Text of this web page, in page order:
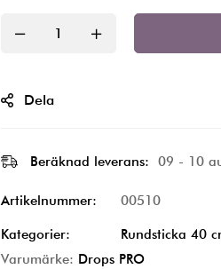
Dela
Beräknad leverans: 09 - 10
Artikelnummer: 00510
Kategorier: Rundsticka 40
Varumärke: Drops PRO